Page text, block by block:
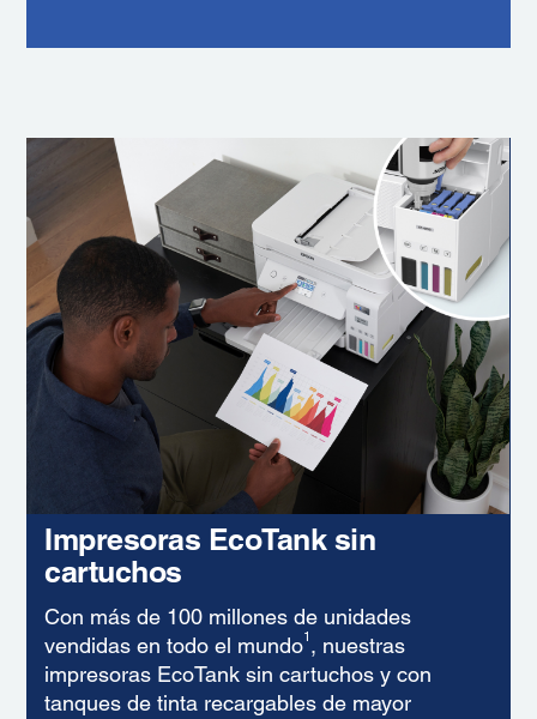
Impresoras EcoTank sin
cartuchos
Con más de 100 millones de unidades
vendidas en todo el mundo1 , nuestras
impresoras EcoTank sin cartuchos y con
tanques de tinta recargables de mayor